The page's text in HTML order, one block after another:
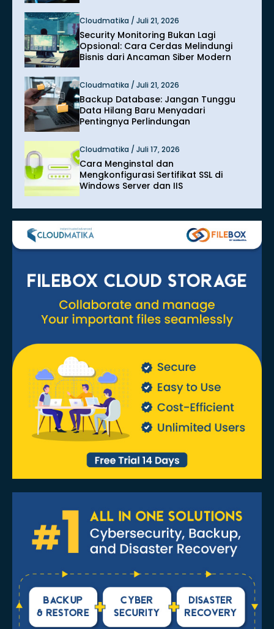
Cloudmatika / Juli 21, 2026
Security Monitoring Bukan Lagi
Opsional: Cara Cerdas Melindungi
Bisnis dari Ancaman Siber Modern
Cloudmatika / Juli 21, 2026
Backup Database: Jangan Tunggu
Data Hilang Baru Menyadari
Pentingnya Perlindungan
Cloudmatika / Juli 17, 2026
Cara Menginstal dan
Mengkonfigurasi Sertifikat SSL di
Windows Server dan IIS